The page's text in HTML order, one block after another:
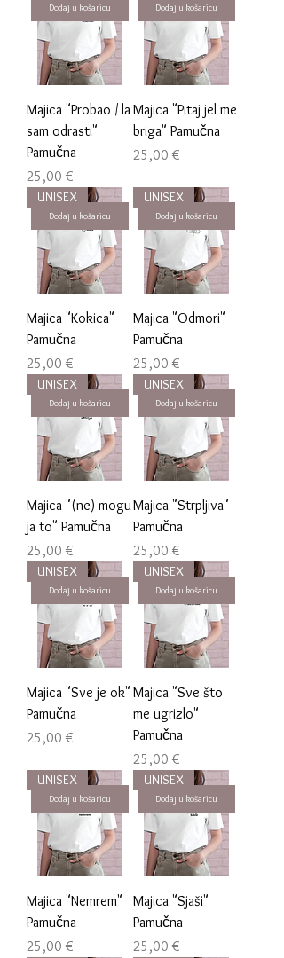
Dodaj u košaricu
Majica "Probao / la
sam odrasti"
Pamučna
Cijena
25,00 €
Dodaj u košaricu
Majica "Pitaj jel me
briga" Pamučna
Cijena
25,00 €
Dodaj u košaricu
UNISEX
Majica "Kokica"
Pamučna
Cijena
25,00 €
Dodaj u košaricu
UNISEX
Majica "Odmori"
Pamučna
Cijena
25,00 €
Dodaj u košaricu
UNISEX
Majica "(ne) mogu
ja to" Pamučna
Cijena
25,00 €
Dodaj u košaricu
UNISEX
Majica "Strpljiva"
Pamučna
Cijena
25,00 €
Dodaj u košaricu
UNISEX
Majica "Sve je ok"
Pamučna
Cijena
25,00 €
Dodaj u košaricu
UNISEX
Majica "Sve što
me ugrizlo"
Pamučna
Cijena
25,00 €
Dodaj u košaricu
UNISEX
Majica "Nemrem"
Pamučna
Cijena
25,00 €
Dodaj u košaricu
UNISEX
Majica "Sjaši"
Pamučna
Cijena
25,00 €